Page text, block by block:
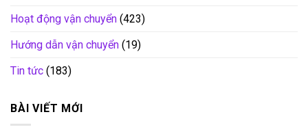
Hoạt động vận chuyển (423)
Hướng dẫn vận chuyển (19)
Tin tức (183)
BÀI VIẾT MỚI